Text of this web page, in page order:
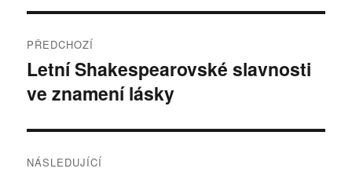
pro
příspěvek
PŘEDCHOZÍ
Předchozí
příspěvek:
Letní Shakespearovské slavnosti
ve znamení lásky
NÁSLEDUJÍCÍ